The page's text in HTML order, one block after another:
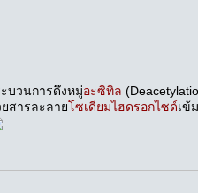
บวนการดึงหมู่อะซิทิล
สารละลายโซเดียมไฮดรอกไซด์เข้